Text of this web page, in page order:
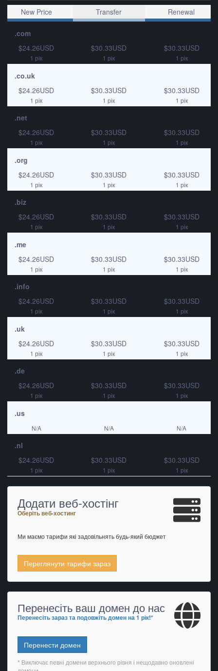
New Price Transfer Renewal
.com
$24.26USD
1 рік
$30.33USD
1 рік
$30.33USD
1 рік
.co.uk
$24.26USD
1 рік
$30.33USD
1 рік
$30.33USD
1 рік
.net
$24.26USD
1 рік
$30.33USD
1 рік
$30.33USD
1 рік
.org
$24.26USD
1 рік
$30.33USD
1 рік
$30.33USD
1 рік
.biz
$24.26USD
1 рік
$30.33USD
1 рік
$30.33USD
1 рік
.me
$24.26USD
1 рік
$30.33USD
1 рік
$30.33USD
1 рік
.info
$24.26USD
1 рік
$30.33USD
1 рік
$30.33USD
1 рік
.uk
$24.26USD
1 рік
$30.33USD
1 рік
$30.33USD
1 рік
.de
$24.26USD
1 рік
$30.33USD
1 рік
$30.33USD
1 рік
.us
N/A N/A N/A
.nl
$24.26USD
1 рік
$30.33USD
1 рік
$30.33USD
1 рік
Додати веб-хостінг
Оберіть веб-хостинг
Ми маємо тарифи які задовільнять будь-який бюджет
Переглянути тарифи зараз
Перенесіть ваш домен до нас
Перенесіть зараз та подовжіть домен на 1 рік!*
Перенести домен
* Виключає певні домени верхнього рівня і нещодавно оновлені